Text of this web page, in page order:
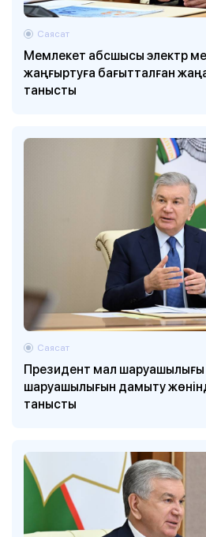
Мемлекет абсшысы электр
жаңғыртуға бағытталған
танысты
Саясат
Президент мал шаруашылығы
шаруашылығын дамыту
танысты
Саясат